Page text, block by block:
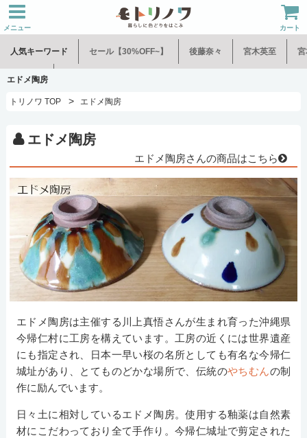
メニュー カート
人気キーワード セール【30%OFF~】 後藤奈々 宮木英至 宮
水谷和音
エドメ陶房
トリノワ TOP > エドメ陶房
エドメ陶房
エドメ陶房さんの商品はこちら
エドメ陶房は主催する川上真悟さんが生まれ育った沖縄県
今帰仁村に工房を構えています。工房の近くには世界遺産
にも指定され、日本一早い桜の名所としても有名な今帰仁
城址があり、とてものどかな場所で、伝統のやちむんの制
作に励んでいます。
日々土に相対しているエドメ陶房。使用する釉薬は自然素
材にこだわっており全て手作り。今帰仁城址で剪定された